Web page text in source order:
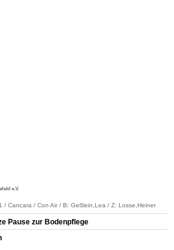
e.V.
/ Cancara / Con Air / B: Geßlein,Lea / Z: Losse,Heiner
Pause zur Bodenpflege